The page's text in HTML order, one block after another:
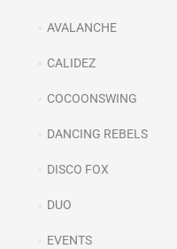
AVALANCHE
CALIDEZ
COCOONSWING
DANCING REBELS
DISCO FOX
DUO
EVENTS